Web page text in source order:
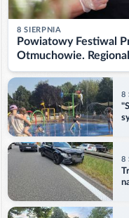
8 SIERPNIA
Powiatowy Festiwal
Otmuchowie.
8
8